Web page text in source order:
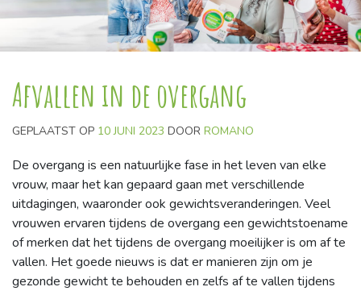
Afvallen in de overgang
GEPLAATST OP 10 JUNI 2023 DOOR ROMANO
De overgang is een natuurlijke fase in het leven van elke
vrouw, maar het kan gepaard gaan met verschillende
uitdagingen, waaronder ook gewichtsveranderingen. Veel
vrouwen ervaren tijdens de overgang een gewichtstoename
of merken dat het tijdens de overgang moeilijker is om af te
vallen. Het goede nieuws is dat er manieren zijn om je
gezonde gewicht te behouden en zelfs af te vallen tijdens